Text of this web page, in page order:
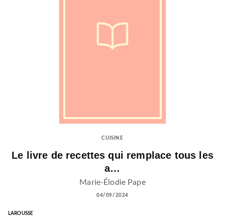
CUISINE
Le livre de recettes qui remplace tous les
a…
Marie-Élodie Pape
04/09/2024
LAROUSSE